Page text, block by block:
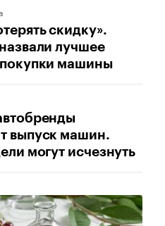
скидку».
лучшее
покупки машины
выпуск машин.
могут исчезнуть